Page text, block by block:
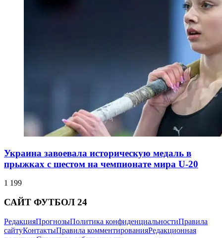
Украина завоевала историческую медаль в
прыжках с шестом на чемпионате мира U-20
1 199
САЙТ ФУТБОЛ 24
РедакцияПрогнозыПолитика конфиденциальностиПравила
сайтуКонтактыПравила комментированияРедакционная